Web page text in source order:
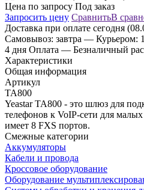
Цена по запросу Под заказ
Запросить цену СравнитьВ
Доставка при оплате сегодня
Самовывоз: завтра — Курьером:
4 дня Оплата — Безналичный
Характеристики
Общая информация
Артикул
TA800
Yeastar TA800 - это шлюз для
телефонов к VoIP-сети для
имеет 8 FXS портов.
Смежные категории
Аккумуляторы
Кабели и провода
Кроссовое оборудование
Оборудование